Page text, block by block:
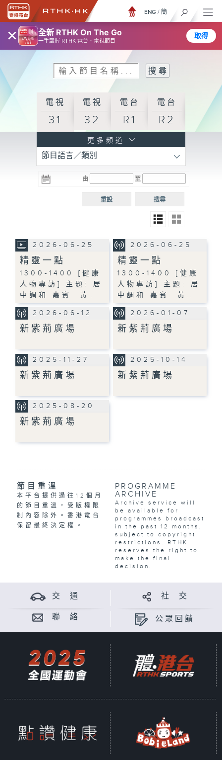
× 全新 RTHK On The Go
一手掌握 RTHK 電台、電視節目
取得
ENG / 簡
電視
31
電視
32
電台
R1
電台
R2
R3
電台 電台
R5
電台
普通
更多頻道
節目語言／類別
由 至
搜尋
重設
2026-06-25
精靈一點
1300-1400 [健康
人物專訪] 主題: 居
中調和 嘉賓: 黃…
2026-06-25
精靈一點
1300-1400 [健康
人物專訪] 主題: 居
中調和 嘉賓: 黃…
2026-06-12
新紫荊廣場
2026-01-07
新紫荊廣場
2025-11-27
新紫荊廣場
2025-10-14
新紫荊廣場
2025-08-20
新紫荊廣場
節目重溫
本平台提供過往12個月
的節目重溫，受版權限
制內容除外。香港電台
保留最終決定權。
PROGRAMME
ARCHIVE
Archive service will
be available for
programmes broadcast
in the past 12 months,
subject to copyright
restrictions. RTHK
reserves the right to
make the final
decision.
交 通 社 交
聯 絡 公眾回饋